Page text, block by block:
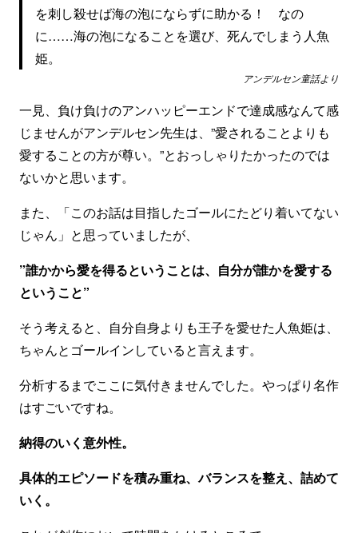
を刺し殺せば海の泡にならずに助かる！ なの
に……海の泡になることを選び、死んでしまう人魚
姫。
アンデルセン童話より
一見、負け負けのアンハッピーエンドで達成感なんて感
じませんがアンデルセン先生は、”愛されることよりも
愛することの方が尊い。”とおっしゃりたかったのでは
ないかと思います。
また、「このお話は目指したゴールにたどり着いてない
じゃん」と思っていましたが、
”誰かから愛を得るということは、自分が誰かを愛する
ということ”
そう考えると、自分自身よりも王子を愛せた人魚姫は、
ちゃんとゴールインしていると言えます。
分析するまでここに気付きませんでした。やっぱり名作
はすごいですね。
納得のいく意外性。
具体的エピソードを積み重ね、バランスを整え、詰めて
いく。